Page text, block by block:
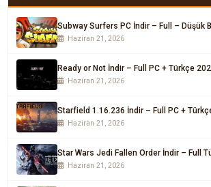
Subway Surfers PC İndir – Full – Düşük
Haziran 21, 2026
Ready or Not İndir – Full PC + Türkçe
Haziran 21, 2026
Starfield 1.16.236 İndir – Full PC +
Haziran 21, 2026
Star Wars Jedi Fallen Order İndir – Full
Haziran 21, 2026